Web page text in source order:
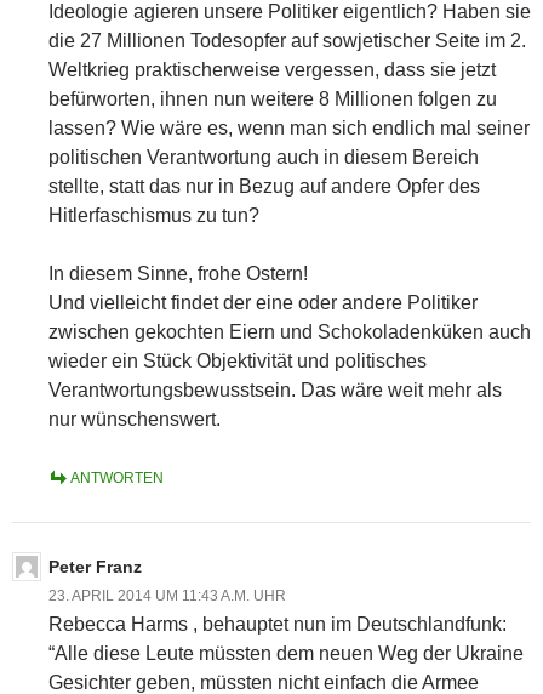
Ideologie agieren unsere Politiker eigentlich? Haben sie
die 27 Millionen Todesopfer auf sowjetischer Seite im 2.
Weltkrieg praktischerweise vergessen, dass sie jetzt
befürworten, ihnen nun weitere 8 Millionen folgen zu
lassen? Wie wäre es, wenn man sich endlich mal seiner
politischen Verantwortung auch in diesem Bereich
stellte, statt das nur in Bezug auf andere Opfer des
Hitlerfaschismus zu tun?
In diesem Sinne, frohe Ostern!
Und vielleicht findet der eine oder andere Politiker
zwischen gekochten Eiern und Schokoladenküken auch
wieder ein Stück Objektivität und politisches
Verantwortungsbewusstsein. Das wäre weit mehr als
nur wünschenswert.
ANTWORTEN
Peter Franz
23. APRIL 2014 UM 11:43 A.M. UHR
Rebecca Harms , behauptet nun im Deutschlandfunk:
“Alle diese Leute müssten dem neuen Weg der Ukraine
Gesichter geben, müssten nicht einfach die Armee